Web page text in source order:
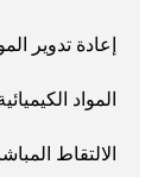
إعادة تدوير
المواد
الالتقاط